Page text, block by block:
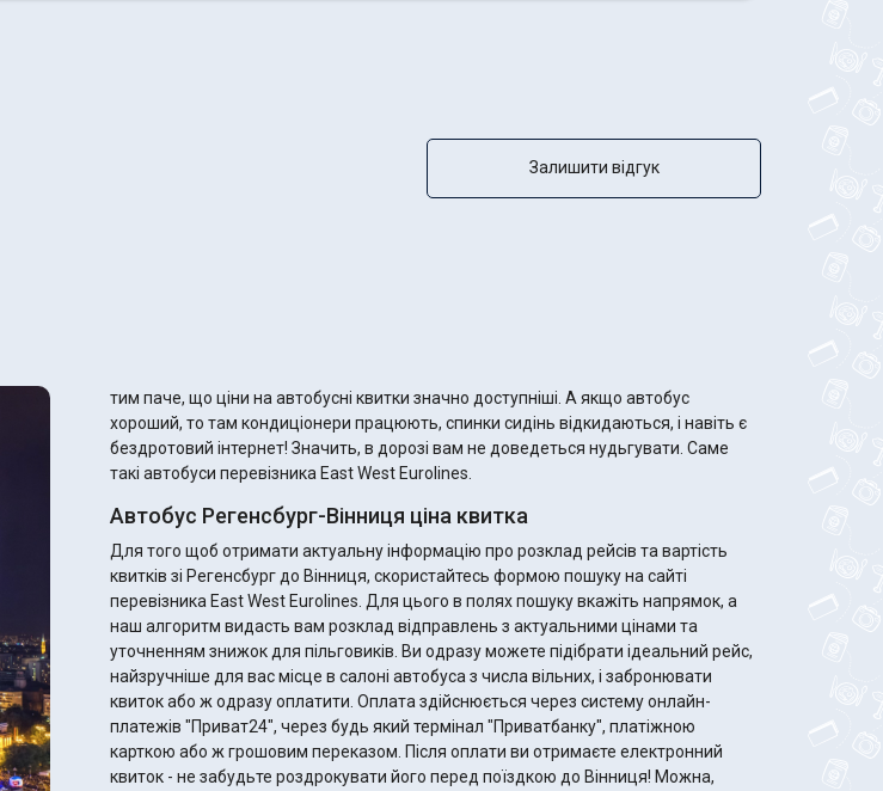
Залишити відгук
тим паче, що ціни на автобусні квитки значно доступніші. А якщо автобус
хороший, то там кондиціонери працюють, спинки сидінь відкидаються, і навіть є
бездротовий інтернет! Значить, в дорозі вам не доведеться нудьгувати. Саме
такі автобуси перевізника East West Eurolines.
Автобус Регенсбург-Вінниця ціна квитка
Для того щоб отримати актуальну інформацію про розклад рейсів та вартість
квитків зі Регенсбург до Вінниця, скористайтесь формою пошуку на сайті
перевізника East West Eurolines. Для цього в полях пошуку вкажіть напрямок, а
наш алгоритм видасть вам розклад відправлень з актуальними цінами та
уточненням знижок для пільговиків. Ви одразу можете підібрати ідеальний рейс,
найзручніше для вас місце в салоні автобуса з числа вільних, і забронювати
квиток або ж одразу оплатити. Оплата здійснюється через систему онлайн-
платежів "Приват24", через будь який термінал "Приватбанку", платіжною
карткою або ж грошовим переказом. Після оплати ви отримаєте електронний
квиток - не забудьте роздрокувати його перед поїздкою до Вінниця! Можна,